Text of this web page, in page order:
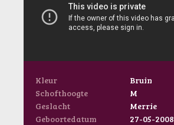
Kleur
Bruin
Schofthoogte
M
Geslacht
Merrie
Geboortedatum
27-05-2008